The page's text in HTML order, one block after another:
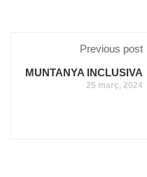
Previous post
MUNTANYA INCLUSIVA
25 març, 2024